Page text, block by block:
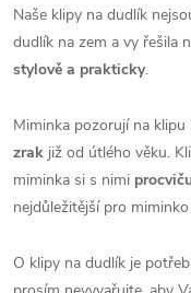
Naše klipy na dudlík
dudlík na zem a vy řešila
stylově a prakticky.
Miminka pozorují na
zrak již od útlého věku.
miminka si s nimi
nejdůležitější pro
O klipy na dudlík je